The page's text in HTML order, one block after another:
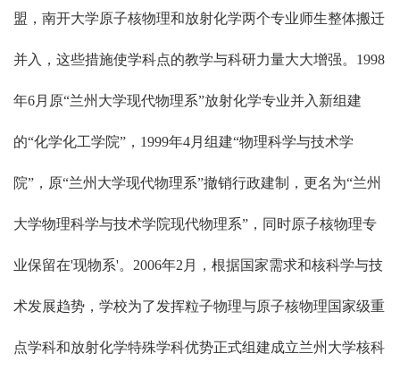
盟，南开大学原子核物理和放射化学两个专业师生整体搬迁
并入，这些措施使学科点的教学与科研力量大大增强。1998
年6月原“兰州大学现代物理系”放射化学专业并入新组建
的“化学化工学院”，1999年4月组建“物理科学与技术学
院”，原“兰州大学现代物理系”撤销行政建制，更名为“兰州
大学物理科学与技术学院现代物理系”，同时原子核物理专
业保留在'现物系'。2006年2月，根据国家需求和核科学与技
术发展趋势，学校为了发挥粒子物理与原子核物理国家级重
点学科和放射化学特殊学科优势正式组建成立兰州大学核科